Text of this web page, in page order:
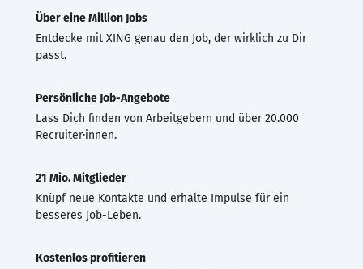
Über eine Million Jobs
Entdecke mit XING genau den Job, der wirklich zu Dir
passt.
Persönliche Job-Angebote
Lass Dich finden von Arbeitgebern und über 20.000
Recruiter·innen.
21 Mio. Mitglieder
Knüpf neue Kontakte und erhalte Impulse für ein
besseres Job-Leben.
Kostenlos profitieren